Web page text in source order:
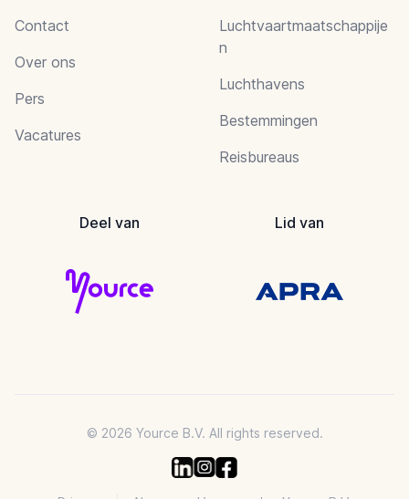
Contact
Over ons
Pers
Vacatures
Luchtvaartmaatschappije
n
Luchthavens
Bestemmingen
Reisbureaus
Deel van Lid van
© 2026 Yource B.V. All rights reserved.